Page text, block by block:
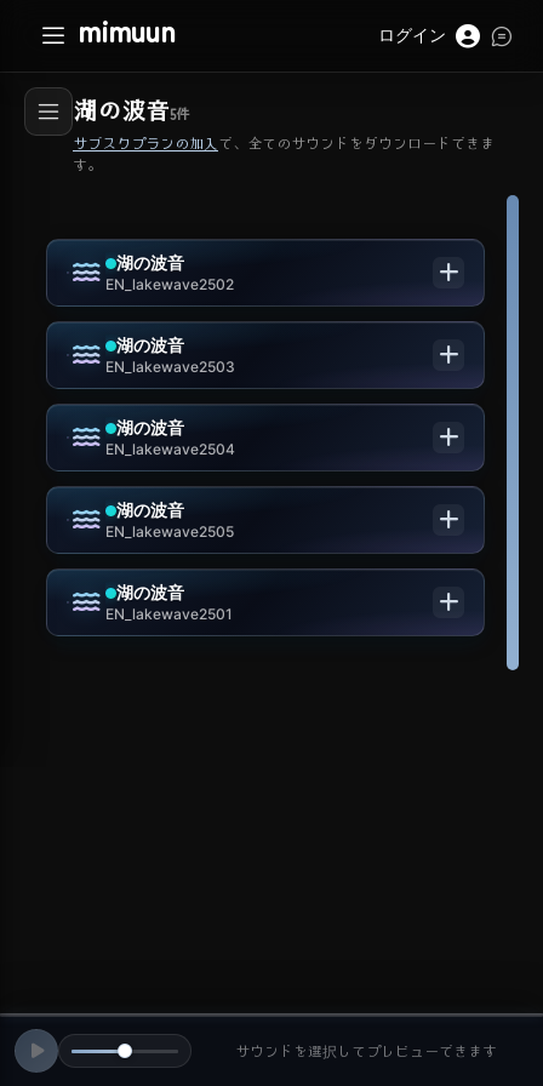
湖の波音5件
サブスクプランの加入 で、全てのサウンドをダウンロードできま
す。
湖の波音
EN_lakewave2502
湖の波音
EN_lakewave2503
湖の波音
EN_lakewave2504
湖の波音
EN_lakewave2505
湖の波音
EN_lakewave2501
サウンドを選択してプレビューできます
mimuun ログイン